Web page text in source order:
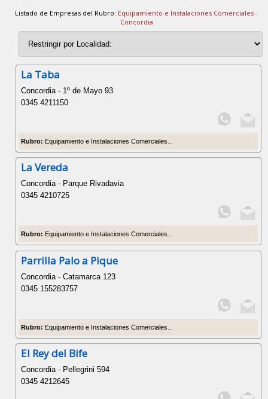
Listado de Empresas del Rubro: Equipamiento e Instalaciones Comerciales -
Concordia
La Taba
Concordia - 1º de Mayo 93
0345 4211150
Rubro: Equipamiento e Instalaciones Comerciales...
La Vereda
Concordia - Parque Rivadavia
0345 4210725
Rubro: Equipamiento e Instalaciones Comerciales...
Parrilla Palo a Pique
Concordia - Catamarca 123
0345 155283757
Rubro: Equipamiento e Instalaciones Comerciales...
El Rey del Bife
Concordia - Pellegrini 594
0345 4212645